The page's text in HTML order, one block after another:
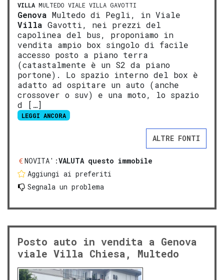
VILLA MULTEDO VIALE VILLA GAVOTTI
Genova Multedo di Pegli, in Viale
Villa Gavotti, nei prezzi del
capolinea del bus, proponiamo in
vendita ampio box singolo di facile
accesso posto a piano terra
(catastalmente è un S2 da piano
portone). Lo spazio interno del box è
adatto ad ospitare un auto (anche
crossover o suv) e una moto, lo spazio
d […]
LEGGI ANCORA
ALTRE FONTI
NOVITA':VALUTA questo immobile
Aggiungi ai preferiti
Segnala un problema
Posto auto in vendita a Genova
viale Villa Chiesa, Multedo